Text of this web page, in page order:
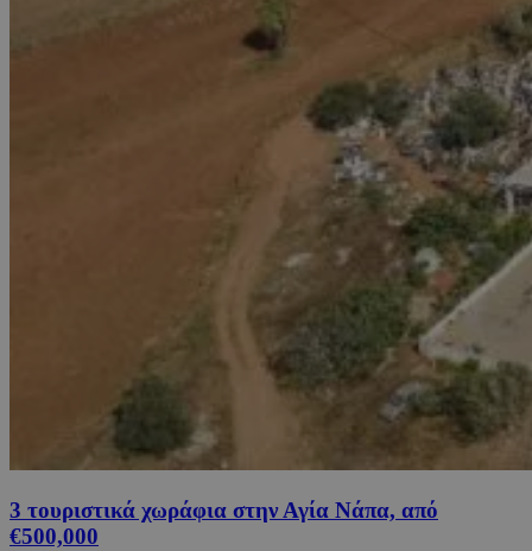
3 τουριστικά χωράφια στην Αγία Νάπα, από
€500,000